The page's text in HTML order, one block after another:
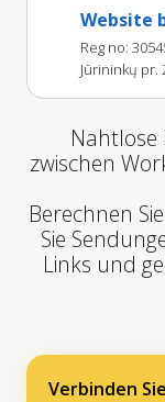
Website
Reg no:
Jūrininkų pr.
zwischen
Berechnen
Sie
Links und
Verbinden